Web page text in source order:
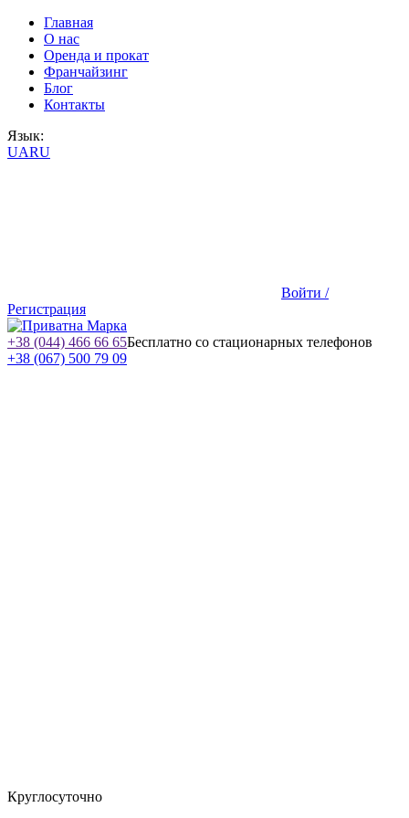
Главная
О нас
Оренда и прокат
Франчайзинг
Блог
Контакты
Язык:
UARU
Войти /
Регистрация
+38 (044) 466 66 65Бесплатно со стационарных телефонов
+38 (067) 500 79 09
Круглосуточно